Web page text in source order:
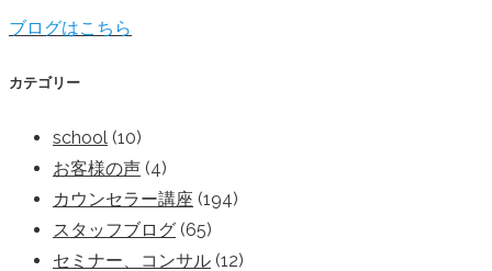
ブログはこちら
カテゴリー
school (10)
お客様の声 (4)
カウンセラー講座 (194)
スタッフブログ (65)
セミナー、コンサル (12)